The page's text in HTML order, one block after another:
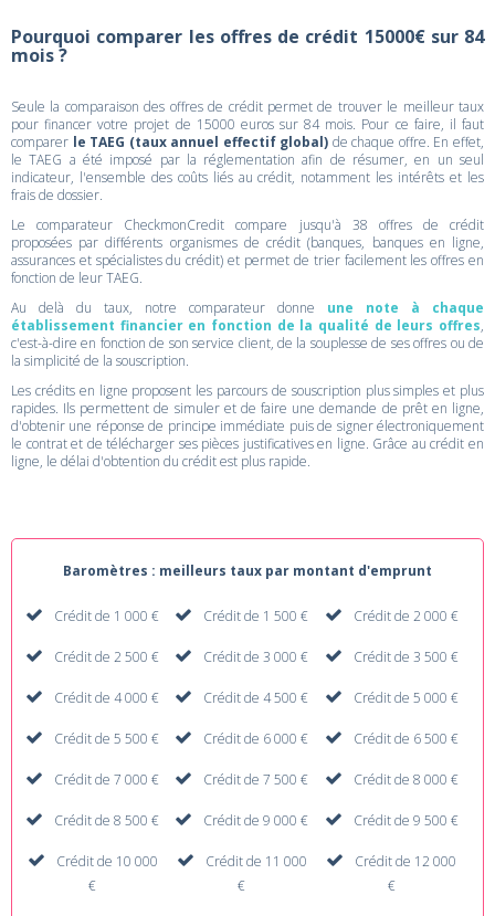
Pourquoi comparer les offres de crédit 15000€ sur 84
mois ?
Seule la comparaison des offres de crédit permet de trouver le meilleur taux
pour financer votre projet de 15000 euros sur 84 mois. Pour ce faire, il faut
comparer le TAEG (taux annuel effectif global) de chaque offre. En effet,
le TAEG a été imposé par la réglementation afin de résumer, en un seul
indicateur, l'ensemble des coûts liés au crédit, notamment les intérêts et les
frais de dossier.
Le comparateur CheckmonCredit compare jusqu'à 38 offres de crédit
proposées par différents organismes de crédit (banques, banques en ligne,
assurances et spécialistes du crédit) et permet de trier facilement les offres en
fonction de leur TAEG.
Au delà du taux, notre comparateur donne une note à chaque
établissement financier en fonction de la qualité de leurs offres,
c'est-à-dire en fonction de son service client, de la souplesse de ses offres ou de
la simplicité de la souscription.
Les crédits en ligne proposent les parcours de souscription plus simples et plus
rapides. Ils permettent de simuler et de faire une demande de prêt en ligne,
d'obtenir une réponse de principe immédiate puis de signer électroniquement
le contrat et de télécharger ses pièces justificatives en ligne. Grâce au crédit en
ligne, le délai d'obtention du crédit est plus rapide.
Baromètres : meilleurs taux par montant d'emprunt
Crédit de 1 000 € Crédit de 1 500 € Crédit de 2 000 €
Crédit de 2 500 € Crédit de 3 000 € Crédit de 3 500 €
Crédit de 4 000 € Crédit de 4 500 € Crédit de 5 000 €
Crédit de 5 500 € Crédit de 6 000 € Crédit de 6 500 €
Crédit de 7 000 € Crédit de 7 500 € Crédit de 8 000 €
Crédit de 8 500 € Crédit de 9 000 € Crédit de 9 500 €
Crédit de 10 000
€
Crédit de 11 000
€
Crédit de 12 000
€